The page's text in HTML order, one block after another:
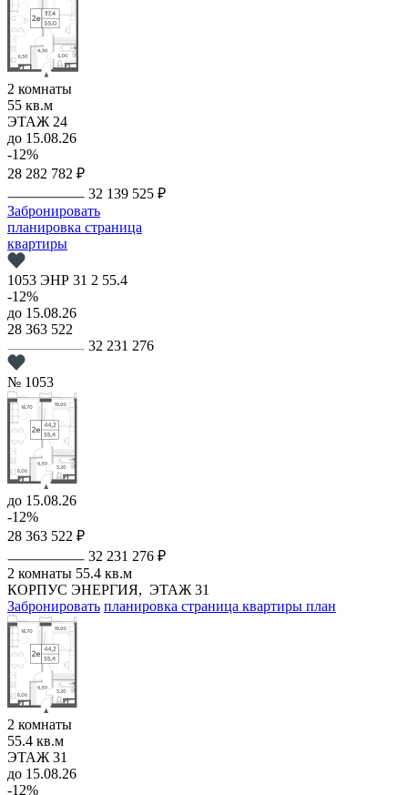
2 комнаты
55 кв.м
ЭТАЖ 24
до 15.08.26
-12%
28 282 782 ₽
32 139 525 ₽
Забронировать
планировка страница
квартиры
1053 ЭНР 31 2 55.4
-12%
до 15.08.26
28 363 522
32 231 276
№ 1053
до 15.08.26
-12%
28 363 522 ₽
32 231 276 ₽
2 комнаты 55.4 кв.м
КОРПУС ЭНЕРГИЯ, ЭТАЖ 31
Забронировать планировка страница квартиры план
2 комнаты
55.4 кв.м
ЭТАЖ 31
до 15.08.26
-12%